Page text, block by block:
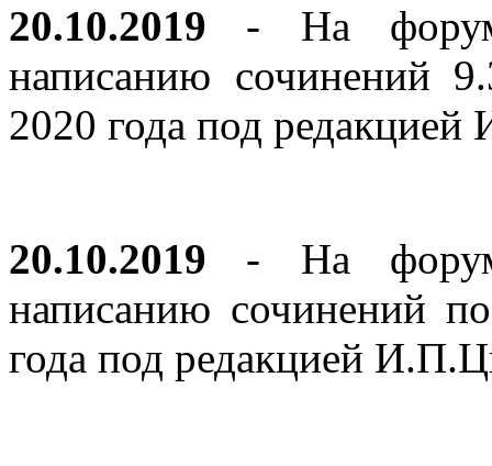
20.10.2019 - На
написанию сочинений
2020 года под
20.10.2019 - На
написанию сочинений
года под редакцией